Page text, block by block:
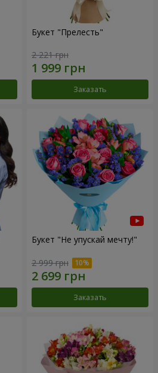
Букет "Прелесть"
2 221 грн
Заказать
Букет "Не упускай мечту!"
2 999 грн
Заказать